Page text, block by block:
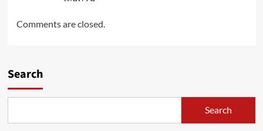
Comments are closed.
Search
Search